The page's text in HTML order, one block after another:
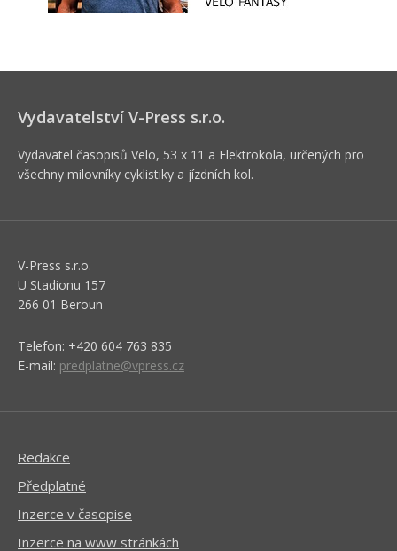
Vydavatelství V-Press s.r.o.
Vydavatel časopisů Velo, 53 x 11 a Elektrokola, určených pro
všechny milovníky cyklistiky a jízdních kol.
V-Press s.r.o.
U Stadionu 157
266 01 Beroun
Telefon: +420 604 763 835
E-mail: predplatne@vpress.cz
Redakce
Předplatné
Inzerce v časopise
Inzerce na www stránkách